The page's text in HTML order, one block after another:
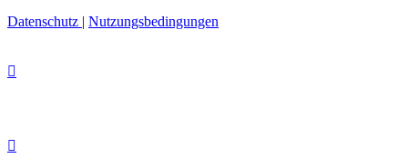
Datenschutz | Nutzungsbedingungen